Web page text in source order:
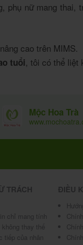
nữ mang
cao trên MIMS.
tuổi, tôi có thể liệt
Mộc Hoa Trà
TRÁCH
chỉ mang tính
thay thế
tiếp của nhân
ĐIỀU